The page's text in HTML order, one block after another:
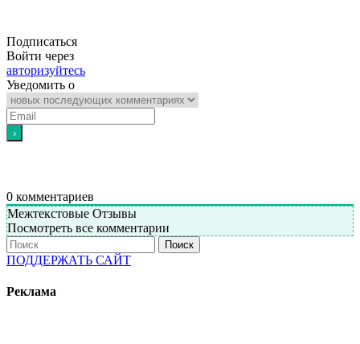
Подписаться
Войти через
авторизуйтесь
Уведомить о
0 комментариев
Межтекстовые Отзывы
Посмотреть все комментарии
Поиск
ПОДДЕРЖАТЬ САЙТ
Реклама